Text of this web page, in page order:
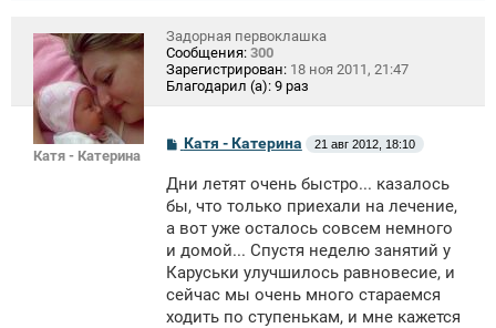
Катя - Катерина
Задорная первоклашка
Сообщения: 300
Зарегистрирован: 18 ноя 2011, 21:47
Благодарил (а): 9 раз
С
б
щ
н
и
Катя - Катерина 21 авг 2012, 18:10
Дни летят очень быстро... казалось
бы, что только приехали на лечение,
а вот уже осталось совсем немного
и домой... Спустя неделю занятий у
Каруськи улучшилось равновесие, и
сейчас мы очень много стараемся
ходить по ступенькам, и мне кажется